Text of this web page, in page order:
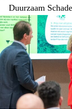
Duurzaam